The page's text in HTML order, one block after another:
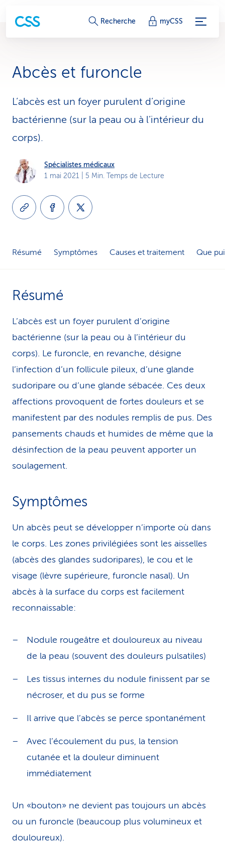
L
s
d
s
e
r
v
c
Recherche myCSS
Abcès et furoncle
L’abcès est un foyer purulent d’origine
bactérienne (sur la peau ou à l’intérieur du
corps).
Spécialistes médicaux
1 mai 2021 | 5 Min. Temps de Lecture
Résumé Symptômes Causes et traitement Que
Résumé
L’abcès est un foyer purulent d’origine
bactérienne (sur la peau ou à l’intérieur du
corps). Le furoncle, en revanche, désigne
l’infection d’un follicule pileux, d’une glande
sudoripare ou d’une glande sébacée. Ces deux
affections provoquent de fortes douleurs et se
manifestent par des nodules remplis de pus. Des
pansements chauds et humides de même que la
désinfection de la peau peuvent apporter un
soulagement.
Symptômes
Un abcès peut se développer n’importe où dans
le corps. Les zones privilégiées sont les aisselles
(abcès des glandes sudoripares), le cou et le
visage (lèvre supérieure, furoncle nasal). Un
abcès à la surface du corps est facilement
reconnaissable:
Nodule rougeâtre et douloureux au niveau
de la peau (souvent des douleurs pulsatiles)
Les tissus internes du nodule finissent par se
nécroser, et du pus se forme
Il arrive que l’abcès se perce spontanément
Avec l’écoulement du pus, la tension
cutanée et la douleur diminuent
immédiatement
Un «bouton» ne devient pas toujours un abcès
ou un furoncle (beaucoup plus volumineux et
douloureux).